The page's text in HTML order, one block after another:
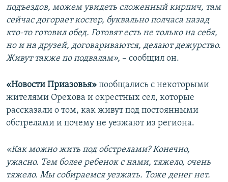
подъездов, можем увидеть сложенный кирпич, там
сейчас догорает костер, буквально полчаса назад
кто-то готовил обед. Готовят есть не только на себя,
но и на друзей, договариваются, делают дежурство.
Живут также по подвалам», – сообщил он.
«Новости Приазовья» пообщались с некоторыми
жителями Орехова и окрестных сел, которые
рассказали о том, как живут под постоянными
обстрелами и почему не уезжают из региона.
«Как можно жить под обстрелами? Конечно,
ужасно. Тем более ребенок с нами, тяжело, очень
тяжело. Мы собираемся уезжать. Тоже денег нет.